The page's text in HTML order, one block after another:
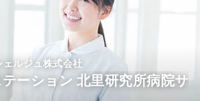
ェルジュ株式会社
ーション 北里研究所病院サ